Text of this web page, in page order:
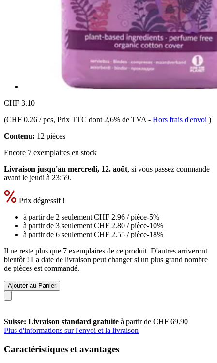
CHF 3.10
(CHF 0.26 / pcs, Prix TTC dont 2,6% de TVA - Hors frais d'envoi )
Contenu: 12 pièces
Encore 7 exemplaires en stock
Livraison jusqu'au mercredi, 12. août, si vous passez commande
avant le jeudi à 23:59.
Prix dégressif !
à partir de 2 seulement CHF 2.96 / pièce-5%
à partir de 3 seulement CHF 2.80 / pièce-10%
à partir de 6 seulement CHF 2.55 / pièce-18%
Il ne reste plus que 7 exemplaires de ce produit. D'autres arriveront
bientôt ! La date de livraison peut changer si un plus grand nombre
de pièces est commandé.
Ajouter au Panier
Suisse: Livraison standard gratuite à partir de CHF 69.90
Plus d'informations sur l'envoi et la livraison
Caractéristiques et avantages